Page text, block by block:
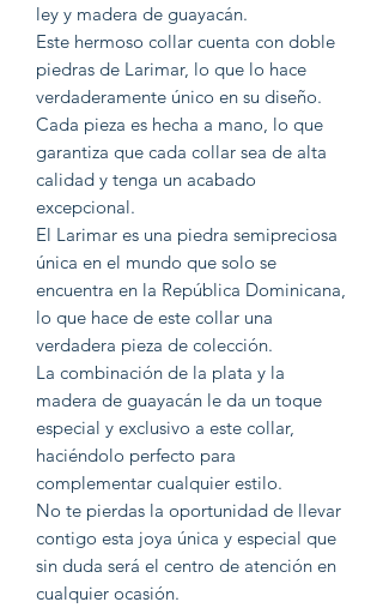
ley y madera de guayacán.
Este hermoso collar cuenta con doble
piedras de Larimar, lo que lo hace
verdaderamente único en su diseño.
Cada pieza es hecha a mano, lo que
garantiza que cada collar sea de alta
calidad y tenga un acabado
excepcional.
El Larimar es una piedra semipreciosa
única en el mundo que solo se
encuentra en la República Dominicana,
lo que hace de este collar una
verdadera pieza de colección.
La combinación de la plata y la
madera de guayacán le da un toque
especial y exclusivo a este collar,
haciéndolo perfecto para
complementar cualquier estilo.
No te pierdas la oportunidad de llevar
contigo esta joya única y especial que
sin duda será el centro de atención en
cualquier ocasión.